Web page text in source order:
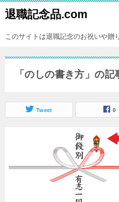
退職記念品.com
このサイトは退職記念のお祝いや贈
「のしの書き方」の記
Tweet 0